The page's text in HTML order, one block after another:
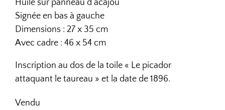
Huile sur panneau d’acajou
Signée en bas à gauche
Dimensions : 27 x 35 cm
Avec cadre : 46 x 54 cm
Inscription au dos de la toile« Le picador
attaquant le taureau » et la date de 1896.
Vendu